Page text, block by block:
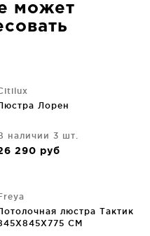
может
Лорен
наличии 3 шт.
290 руб
люстра Тактик
CM